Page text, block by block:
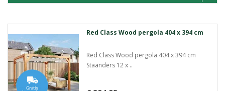
Red Class Wood pergola 404 x 394 cm
Red Class Wood pergola 404 x 394 cm
Staanders 12 x ..